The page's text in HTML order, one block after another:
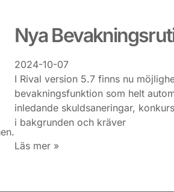
Nya
2024-10-07
I Rival version 5.7 finns nu
bevakningsfunktion som helt
inledande skuldsaneringar,
i bakgrunden och kräver
Läs mer »